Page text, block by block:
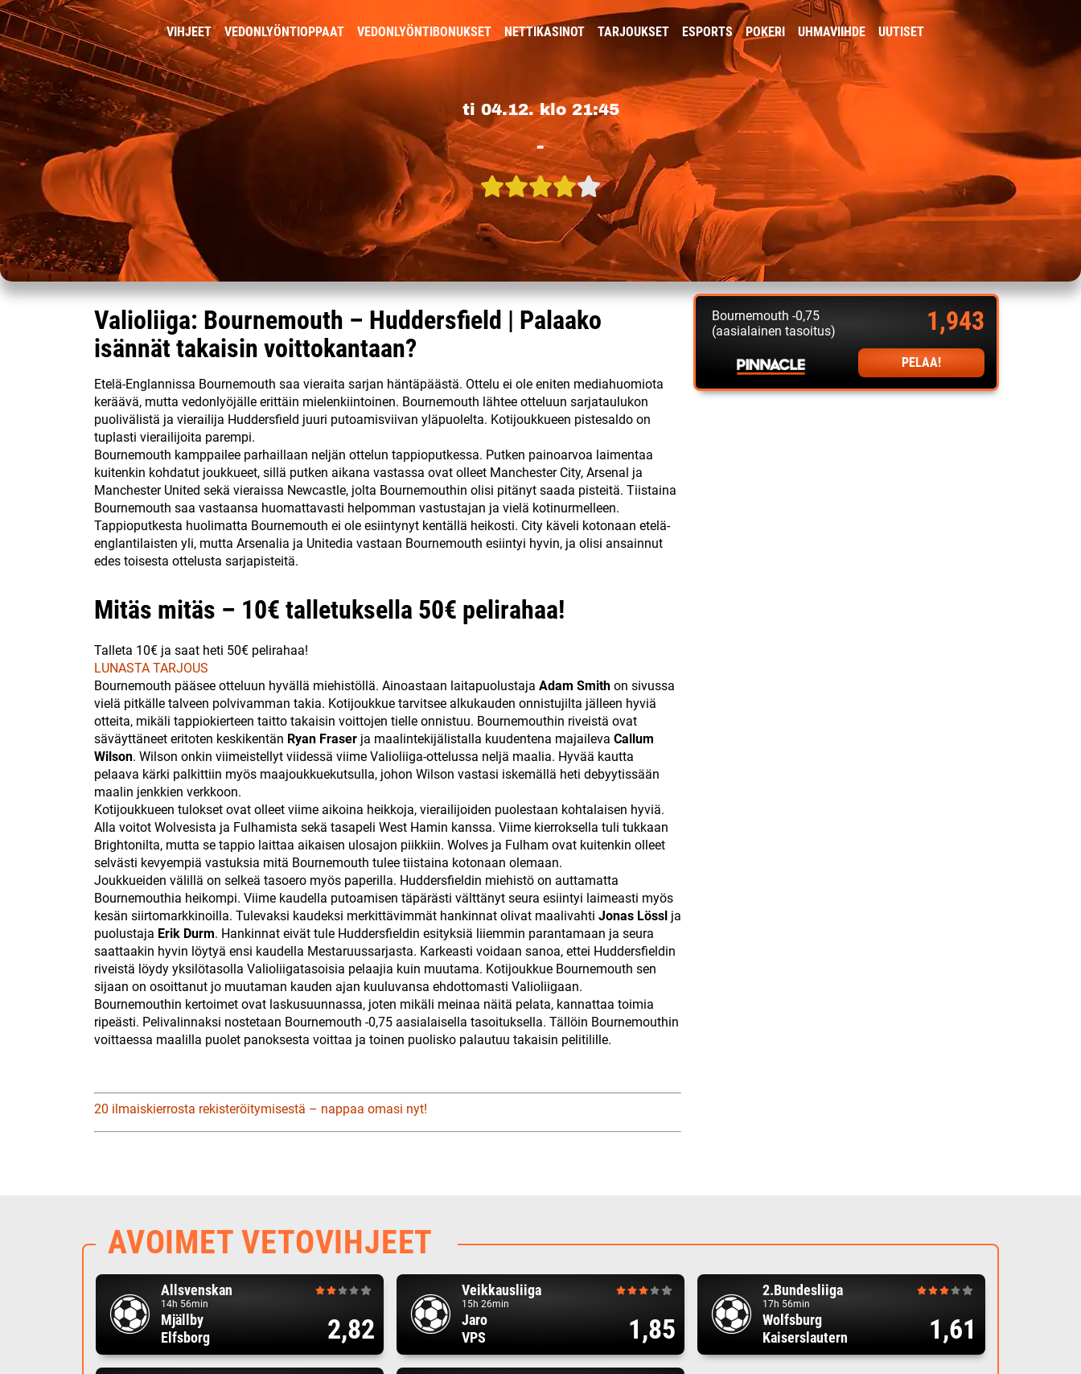
VIHJEET VEDONLYÖNTIOPPAAT VEDONLYÖNTIBONUKSET NETTIKASINOT TARJOUKSET ESPORTS POKERI UHMAVIIHDE UUTISET
ti 04.12. klo 21:45
-
Bournemouth -0,75
(aasialainen tasoitus)
1,943
PELAA!
Valioliiga: Bournemouth – Huddersfield | Palaako
isännät takaisin voittokantaan?
Etelä-Englannissa Bournemouth saa vieraita sarjan häntäpäästä. Ottelu ei ole eniten mediahuomiota
keräävä, mutta vedonlyöjälle erittäin mielenkiintoinen. Bournemouth lähtee otteluun sarjataulukon
puolivälistä ja vierailija Huddersfield juuri putoamisviivan yläpuolelta. Kotijoukkueen pistesaldo on
tuplasti vierailijoita parempi.
Bournemouth kamppailee parhaillaan neljän ottelun tappioputkessa. Putken painoarvoa laimentaa
kuitenkin kohdatut joukkueet, sillä putken aikana vastassa ovat olleet Manchester City, Arsenal ja
Manchester United sekä vieraissa Newcastle, jolta Bournemouthin olisi pitänyt saada pisteitä. Tiistaina
Bournemouth saa vastaansa huomattavasti helpomman vastustajan ja vielä kotinurmelleen.
Tappioputkesta huolimatta Bournemouth ei ole esiintynyt kentällä heikosti. City käveli kotonaan etelä-
englantilaisten yli, mutta Arsenalia ja Unitedia vastaan Bournemouth esiintyi hyvin, ja olisi ansainnut
edes toisesta ottelusta sarjapisteitä.
Mitäs mitäs – 10€ talletuksella 50€ pelirahaa!
Talleta 10€ ja saat heti 50€ pelirahaa!
LUNASTA TARJOUS
Bournemouth pääsee otteluun hyvällä miehistöllä. Ainoastaan laitapuolustaja Adam Smith on sivussa
vielä pitkälle talveen polvivamman takia. Kotijoukkue tarvitsee alkukauden onnistujilta jälleen hyviä
otteita, mikäli tappiokierteen taitto takaisin voittojen tielle onnistuu. Bournemouthin riveistä ovat
säväyttäneet eritoten keskikentän Ryan Fraser ja maalintekijälistalla kuudentena majaileva Callum
Wilson. Wilson onkin viimeistellyt viidessä viime Valioliiga-ottelussa neljä maalia. Hyvää kautta
pelaava kärki palkittiin myös maajoukkuekutsulla, johon Wilson vastasi iskemällä heti debyytissään
maalin jenkkien verkkoon.
Kotijoukkueen tulokset ovat olleet viime aikoina heikkoja, vierailijoiden puolestaan kohtalaisen hyviä.
Alla voitot Wolvesista ja Fulhamista sekä tasapeli West Hamin kanssa. Viime kierroksella tuli tukkaan
Brightonilta, mutta se tappio laittaa aikaisen ulosajon piikkiin. Wolves ja Fulham ovat kuitenkin olleet
selvästi kevyempiä vastuksia mitä Bournemouth tulee tiistaina kotonaan olemaan.
Joukkueiden välillä on selkeä tasoero myös paperilla. Huddersfieldin miehistö on auttamatta
Bournemouthia heikompi. Viime kaudella putoamisen täpärästi välttänyt seura esiintyi laimeasti myös
kesän siirtomarkkinoilla. Tulevaksi kaudeksi merkittävimmät hankinnat olivat maalivahti Jonas Lössl ja
puolustaja Erik Durm. Hankinnat eivät tule Huddersfieldin esityksiä liiemmin parantamaan ja seura
saattaakin hyvin löytyä ensi kaudella Mestaruussarjasta. Karkeasti voidaan sanoa, ettei Huddersfieldin
riveistä löydy yksilötasolla Valioliigatasoisia pelaajia kuin muutama. Kotijoukkue Bournemouth sen
sijaan on osoittanut jo muutaman kauden ajan kuuluvansa ehdottomasti Valioliigaan.
Bournemouthin kertoimet ovat laskusuunnassa, joten mikäli meinaa näitä pelata, kannattaa toimia
ripeästi. Pelivalinnaksi nostetaan Bournemouth -0,75 aasialaisella tasoituksella. Tällöin Bournemouthin
voittaessa maalilla puolet panoksesta voittaa ja toinen puolisko palautuu takaisin pelitilille.
20 ilmaiskierrosta rekisteröitymisestä – nappaa omasi nyt!
AVOIMET VETOVIHJEET
Allsvenskan
14h 56min
Mjällby
Elfsborg
2,82
Veikkausliiga
15h 26min
Jaro
VPS
1,85
2.Bundesliiga
17h 56min
Wolfsburg
Kaiserslautern
1,61